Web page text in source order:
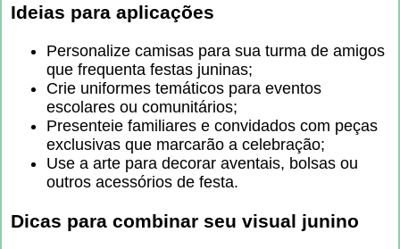
Ideias para aplicações
Personalize camisas para sua turma de amigos
que frequenta festas juninas;
Crie uniformes temáticos para eventos
escolares ou comunitários;
Presenteie familiares e convidados com peças
exclusivas que marcarão a celebração;
Use a arte para decorar aventais, bolsas ou
outros acessórios de festa.
Dicas para combinar seu visual junino